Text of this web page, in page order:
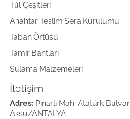
Tül Çeşitleri
Anahtar Teslim Sera Kurulumu
Taban Örtüsü
Tamir Bantları
Sulama Malzemeleri
İletişim
Adres: Pınarlı Mah. Atatürk
Aksu/ANTALYA